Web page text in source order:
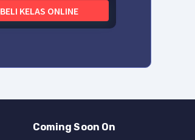
BELI KELAS ONLINE
Coming Soon On